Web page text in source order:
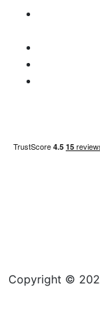
Copyright ©